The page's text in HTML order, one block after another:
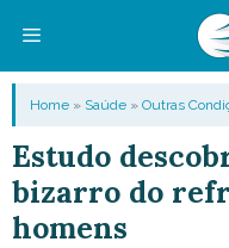
conteúdo
Menu
Home » Saúde » Outras
Estudo
bizarro do
homens